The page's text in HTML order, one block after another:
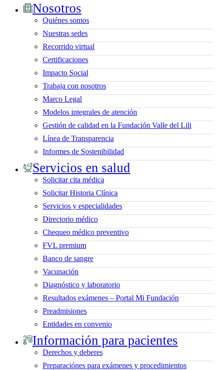
Nosotros
Quiénes somos
Nuestras sedes
Recorrido virtual
Certificaciones
Impacto Social
Trabaja con nosotros
Marco Legal
Modelos integrales de atención
Gestión de calidad en la Fundación Valle del Lili
Línea de Transparencia
Informes de Sostenibilidad
Servicios en salud
Solicitar cita médica
Solicitar Historia Clínica
Servicios y especialidades
Directorio médico
Chequeo médico preventivo
FVL premium
Banco de sangre
Vacunación
Diagnóstico y laboratorio
Resultados exámenes – Portal Mi Fundación
Preadmisiones
Entidades en convenio
Información para pacientes
Derechos y deberes
Preparaciónes para exámenes y procedimientos